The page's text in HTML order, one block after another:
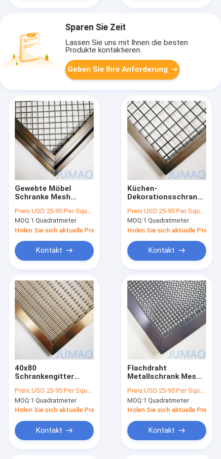
Sparen Sie Zeit
Lassen Sie uns mit Ihnen die besten
Produkte kontaktieren.
Geben Sie Ihre Anforderung
Gewebte Möbel
Schranke Mesh
angepasst 60x120
Preis:USD 25-95 Per Square Meter
MOQ:1 Quadratmeter
Holen Sie sich aktuelle Preis
Kontakt
Küchen-
Dekorationsschrank
Messing-Bildschirm-
Schranke
Preis:USD 25-95 Per Square Meter
MOQ:1 Quadratmeter
Holen Sie sich aktuelle Preis
Kontakt
40x80
Schrankengitter
Schranktür Einsätze
Preis:USD 25-95 Per Square Meter
MOQ:1 Quadratmeter
Holen Sie sich aktuelle Preis
Kontakt
Flachdraht
Metallschrank Mesh
Küchenmöbel
Preis:USD 25-95 Per Square Meter
MOQ:1 Quadratmeter
Holen Sie sich aktuelle Preis
Kontakt